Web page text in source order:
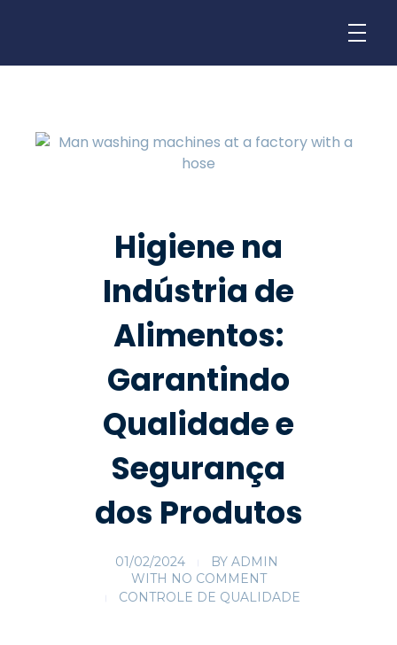
Higiene na
Indústria de
Alimentos:
Garantindo
Qualidade e
Segurança
dos Produtos
01/02/2024 BY ADMIN
WITH NO COMMENT
CONTROLE DE QUALIDADE